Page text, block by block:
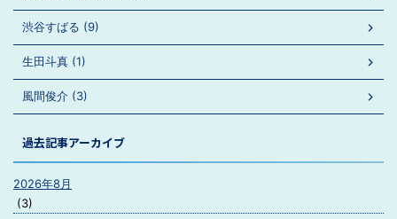
渋谷すばる (9)
生田斗真 (1)
風間俊介 (3)
過去記事アーカイブ
2026年8月
(3)